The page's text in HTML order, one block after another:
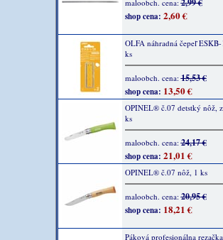
maloobch. cena:2,99 €
shop cena: 2,60 €
OLFA náhradná čepeľ
ks
maloobch. cena:15,53 €
shop cena: 13,50 €
OPINEL® č.07 detstký nôž,
ks
maloobch. cena:24,17 €
shop cena: 21,01 €
OPINEL® č.07 nôž, 1 ks
maloobch. cena:20,95 €
shop cena: 18,21 €
Páková profesionálna